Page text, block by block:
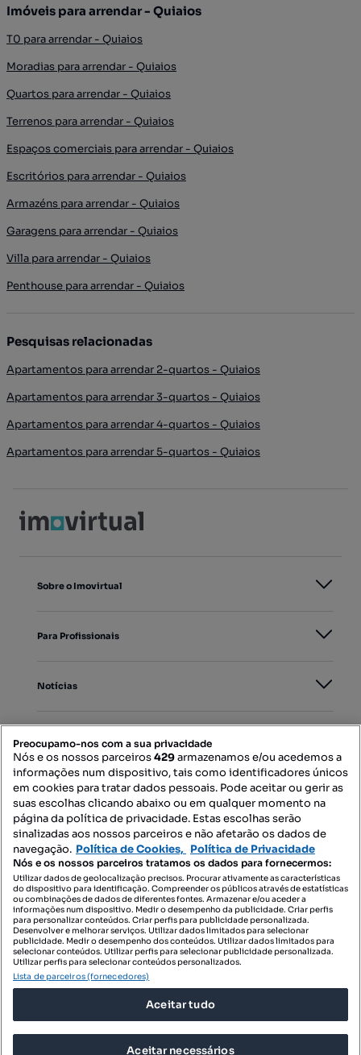
Imóveis para arrendar - Quiaios
T0 para arrendar - Quiaios
Moradias para arrendar - Quiaios
Quartos para arrendar - Quiaios
Terrenos para arrendar - Quiaios
Espaços comerciais para arrendar - Quiaios
Escritórios para arrendar - Quiaios
Armazéns para arrendar - Quiaios
Garagens para arrendar - Quiaios
Villa para arrendar - Quiaios
Penthouse para arrendar - Quiaios
Pesquisas relacionadas
Apartamentos para arrendar 2-quartos - Quiaios
Apartamentos para arrendar 3-quartos - Quiaios
Apartamentos para arrendar 4-quartos - Quiaios
Apartamentos para arrendar 5-quartos - Quiaios
Sobre o Imovirtual
Para Profissionais
Notícias
Mapa do Site
Contacte-nos
SIGA-NOS:
DESCARREGAR NA:
© 2026 Imovirtual.com, OLX Portugal, S.A.
Preocupamo-nos com a sua privacidade
Nós e os nossos parceiros429armazenamos e/ou acedemos a
informações num dispositivo, tais como identificadores únicos
em cookies para tratar dados pessoais. Pode aceitar ou gerir as
suas escolhas clicando abaixo ou em qualquer momento na
página da política de privacidade. Estas escolhas serão
sinalizadas aos nossos parceiros e não afetarão os dados de
navegação. Política de Cookies, Política de Privacidade
Nós e os nossos parceiros tratamos os dados para fornecermos:
Utilizar dados de geolocalização precisos. Procurar ativamente as características
do dispositivo para identificação. Compreender os públicos através de estatísticas
ou combinações de dados de diferentes fontes. Armazenar e/ou aceder a
informações num dispositivo. Medir o desempenho da publicidade. Criar perfis
para personalizar conteúdos. Criar perfis para publicidade personalizada.
Desenvolver e melhorar serviços. Utilizar dados limitados para selecionar
publicidade. Medir o desempenho dos conteúdos. Utilizar dados limitados para
selecionar conteúdos. Utilizar perfis para selecionar publicidade personalizada.
Utilizar perfis para selecionar conteúdos personalizados.
Lista de parceiros (fornecedores)
Aceitar tudo
Aceitar necessários